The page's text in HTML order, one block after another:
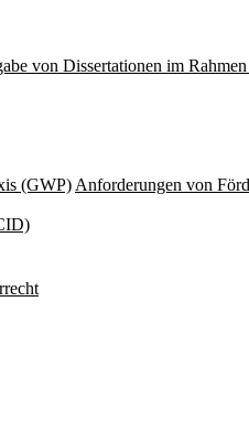
von Dissertationen im
(GWP) Anforderungen von